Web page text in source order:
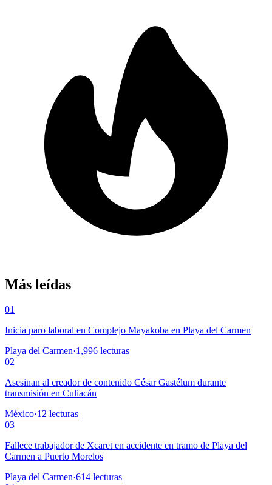
Más leídas
01
Inicia paro laboral en Complejo Mayakoba en Playa del Carmen
Playa del Carmen·1,996 lecturas
02
Asesinan al creador de contenido César Gastélum durante
transmisión en Culiacán
México·12 lecturas
03
Fallece trabajador de Xcaret en accidente en tramo de Playa del
Carmen a Puerto Morelos
Playa del Carmen·614 lecturas